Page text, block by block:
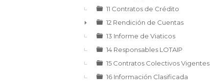
►
11 Contratos de Crédito
►
12 Rendición de Cuentas
13 Informe de Viaticos
14 Responsables LOTAIP
15 Contratos Colectivos Vigentes
16 Información Clasificada